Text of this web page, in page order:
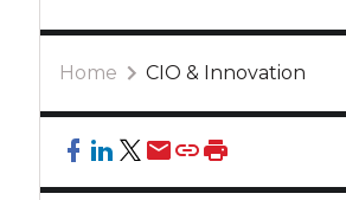
Home CIO & Innovation